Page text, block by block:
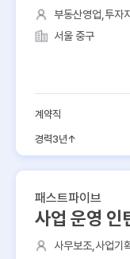
부동산영업,투자
서울 중구
계약직
경력3년↑
패스트파이브
사업 운영 인
사무보조,사업기